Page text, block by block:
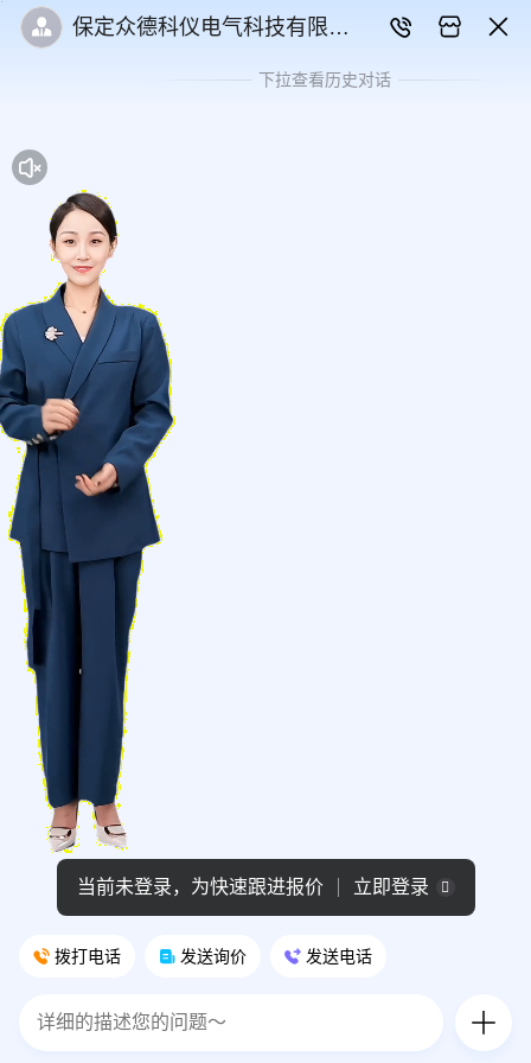
保定众德科仪电气科技有限公
下拉查看历史对话
拨打电话 发送询价 发送电话
当前未登录，为快速跟进报价 立即登录